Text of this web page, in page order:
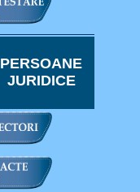
PERSOANE
JURIDICE